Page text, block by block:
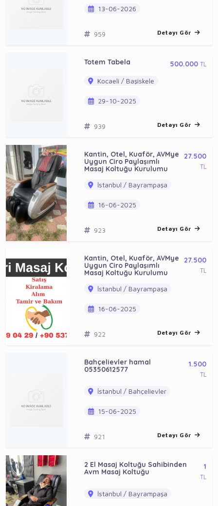
13-06-2026
959 Detayı Gör
Totem Tabela 500.000 TL
Kocaeli / Başiskele
29-10-2025
939 Detayı Gör
Kantin, Otel, Kuaför, AVMye
Uygun Ciro Paylaşımlı
Masaj Koltuğu Kurulumu
27.500
TL
İstanbul / Bayrampaşa
16-06-2025
923 Detayı Gör
Kantin, Otel, Kuaför, AVMye
Uygun Ciro Paylaşımlı
Masaj Koltuğu Kurulumu
27.500
TL
İstanbul / Bayrampaşa
16-06-2025
922 Detayı Gör
Bahçelievler hamal
05350612577
1.500
TL
İstanbul / Bahçelievler
15-06-2025
921 Detayı Gör
2 El Masaj Koltuğu Sahibinden
Avm Masaj Koltuğu
1
TL
İstanbul / Bayrampaşa